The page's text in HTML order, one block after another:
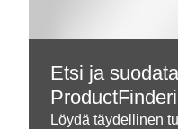
Etsi ja
Löydä täydellinen